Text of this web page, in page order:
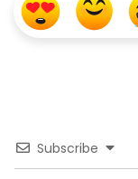
Subscribe